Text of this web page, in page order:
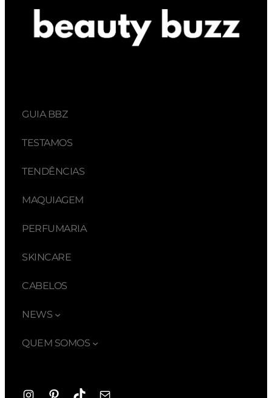
GUIA BBZ
TESTAMOS
TENDÊNCIAS
MAQUIAGEM
PERFUMARIA
SKINCARE
CABELOS
NEWS
QUEM SOMOS